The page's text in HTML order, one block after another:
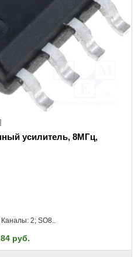
]
усилитель, 8МГц,
2; SO8..
руб.